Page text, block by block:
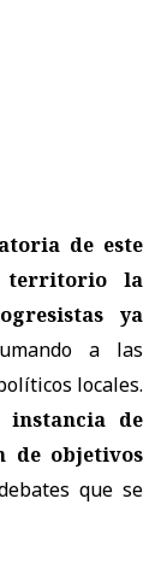
de este
territorio la
ya
a las
locales.
instancia de
de objetivos
que se